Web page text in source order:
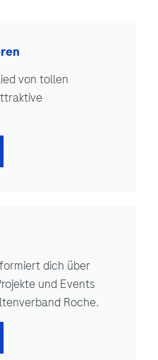
von tollen
dich über
und Events
Roche.